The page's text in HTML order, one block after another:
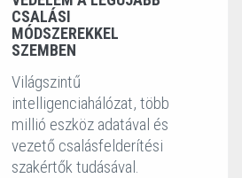
CSALÁSI
MÓDSZEREKKEL
SZEMBEN
Világszintű
intelligenciahálózat, több
millió eszköz adatával és
vezető csalásfelderítési
szakértők tudásával.